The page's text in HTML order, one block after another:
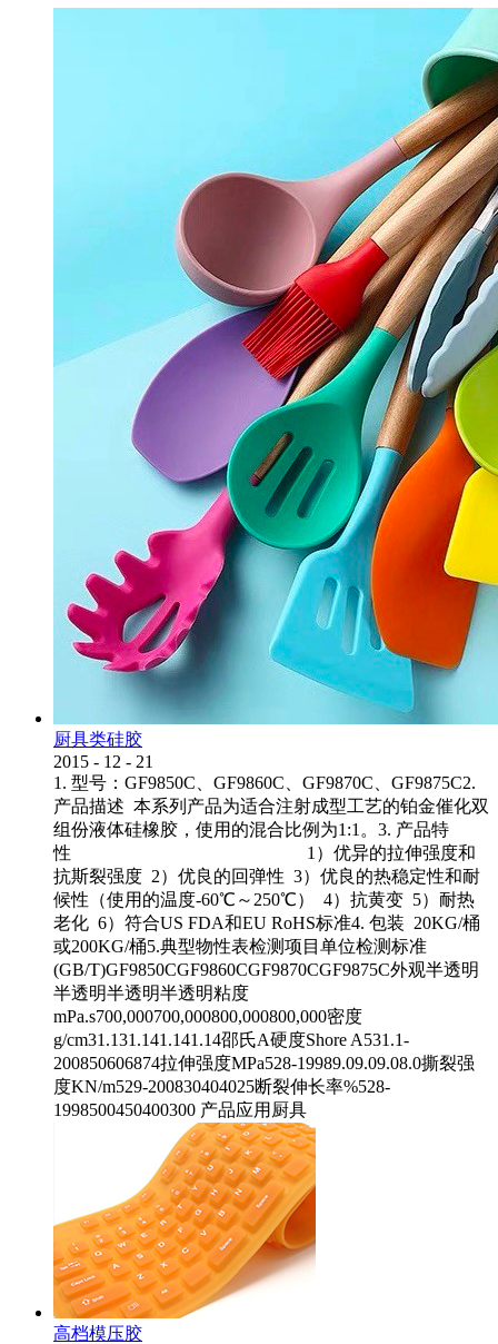
厨具类硅胶
2015 - 12 - 21
1. 型号：GF9850C、GF9860C、GF9870C、GF9875C2.
产品描述 本系列产品为适合注射成型工艺的铂金催化双
组份液体硅橡胶，使用的混合比例为1:1。3. 产品特
性 1）优异的拉伸强度和
抗斯裂强度 2）优良的回弹性 3）优良的热稳定性和耐
候性（使用的温度-60℃～250℃） 4）抗黄变 5）耐热
老化 6）符合US FDA和EU RoHS标准4. 包装 20KG/桶
或200KG/桶5.典型物性表检测项目单位检测标准
(GB/T)GF9850CGF9860CGF9870CGF9875C外观半透明
半透明半透明半透明粘度
mPa.s700,000700,000800,000800,000密度
g/cm31.131.141.141.14邵氏A硬度Shore A531.1-
200850606874拉伸强度MPa528-19989.09.09.08.0撕裂强
度KN/m529-200830404025断裂伸长率%528-
1998500450400300 产品应用厨具
高档模压胶